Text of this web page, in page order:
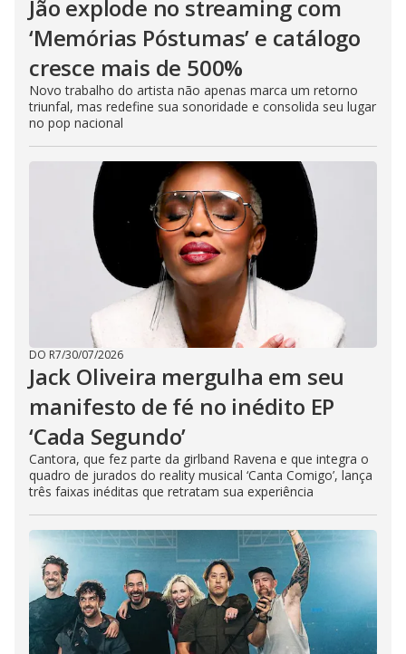
Jão explode no streaming com
‘Memórias Póstumas’ e catálogo
cresce mais de 500%
Novo trabalho do artista não apenas marca um retorno
triunfal, mas redefine sua sonoridade e consolida seu lugar
no pop nacional
DO R7/30/07/2026
Jack Oliveira mergulha em seu
manifesto de fé no inédito EP
‘Cada Segundo’
Cantora, que fez parte da girlband Ravena e que integra o
quadro de jurados do reality musical ‘Canta Comigo’, lança
três faixas inéditas que retratam sua experiência